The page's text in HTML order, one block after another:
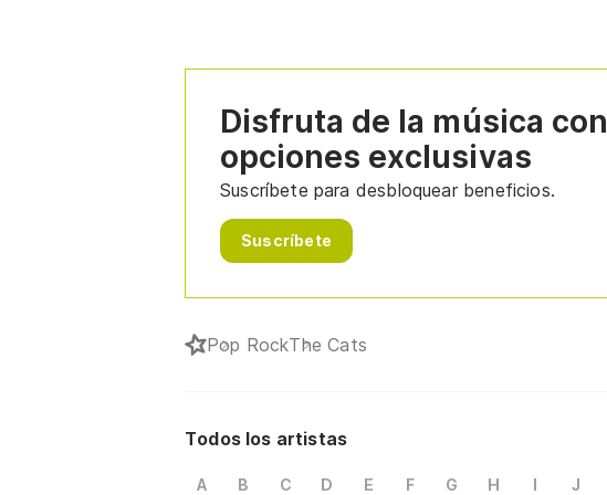
Disfruta de la música con
opciones exclusivas
Suscríbete para desbloquear beneficios.
Suscríbete
Pop RockThe Cats
Todos los artistas
A B C D E F G H J